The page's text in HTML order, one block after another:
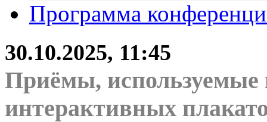
Программа
30.10.2025, 11:45
Приёмы, используемые
интерактивных